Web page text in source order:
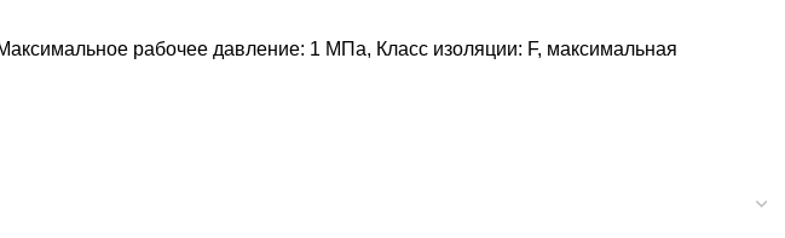
рабочее давление: 1 МПа, Класс изоляции: F, максимальная